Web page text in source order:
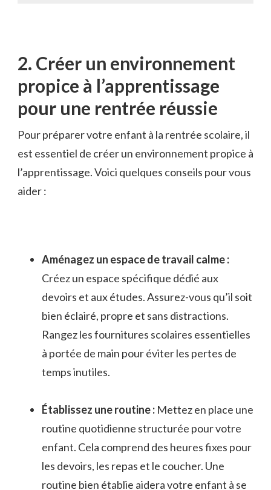
2. Créer un environnement​
propice à l’apprentissage
pour une rentrée réussie
Pour préparer votre enfant à la rentrée scolaire, il
est essentiel de créer un⁣ environnement propice à
l’apprentissage. Voici quelques conseils pour vous
aider :
Aménagez un​ espace de travail calme :
Créez un espace spécifique dédié aux
devoirs et aux études. Assurez-vous qu’il soit
bien éclairé, propre et sans distractions.
Rangez les fournitures scolaires essentielles
à portée de main pour‌ éviter les pertes de
temps inutiles.
Établissez une routine : Mettez‌ en place une
routine quotidienne structurée pour votre
enfant. Cela comprend des heures fixes pour⁤
les devoirs, les repas et le coucher. Une
routine bien établie aidera votre enfant à se